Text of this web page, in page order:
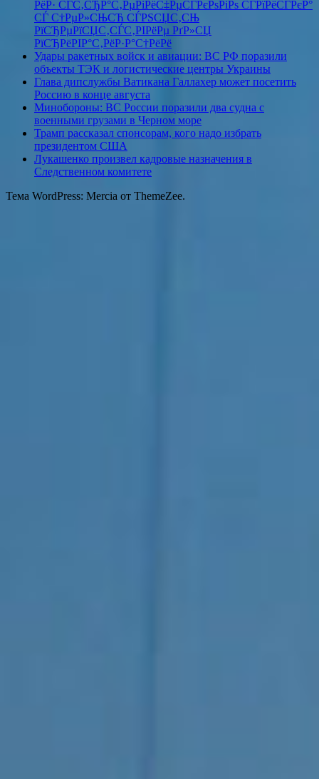
РёР· СЃС‚СЂР°С‚РµРіРёС‡РµСЃРєРѕРіРѕ СЃРїРёСЃРєР°
СЃ С†РµР»СЊСЋ СЃРЅСЏС‚СЊ
РїСЂРµРїСЏС‚СЃС‚РІРёРµ РґР»СЏ
РїСЂРёРІР°С‚РёР·Р°С†РёРё
Удары ракетных войск и авиации: ВС РФ поразили
объекты ТЭК и логистические центры Украины
Глава дипслужбы Ватикана Галлахер может посетить
Россию в конце августа
Минобороны: ВС России поразили два судна с
военными грузами в Черном море
Трамп рассказал спонсорам, кого надо избрать
президентом США
Лукашенко произвел кадровые назначения в
Следственном комитете
Тема WordPress: Mercia от ThemeZee.